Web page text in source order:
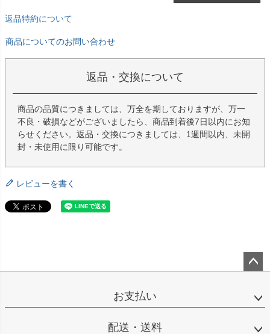
返品特約について
商品についてのお問い合わせ
返品・交換について
商品の品質につきましては、万全を期しておりますが、万一
不良・破損などがございましたら、商品到着後7日以内にお知
らせください。返品・交換につきましては、1週間以内、未開
封・未使用に限り可能です。
レビューを書く
ップ
お支払い
配送・送料